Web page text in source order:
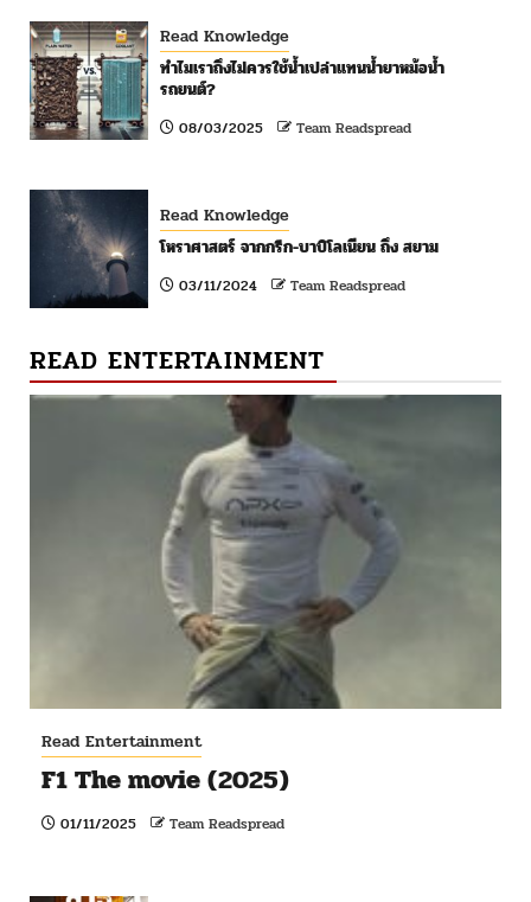
Read Knowledge
ทำไมเราถึงไม่ควรใช้น้ำเปล่าแทนน้ำยาหม้อน้ำ
รถยนต์?
08/03/2025 Team Readspread
Read Knowledge
โหราศาสตร์ จากกรีก-บาบิโลเนียน ถึง สยาม
03/11/2024 Team Readspread
READ ENTERTAINMENT
Read Entertainment
F1 The movie (2025)
01/11/2025 Team Readspread